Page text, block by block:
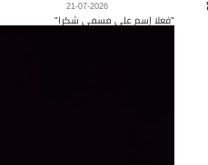
21-07-2026
"فعلا إسم على مسمى شكرا"